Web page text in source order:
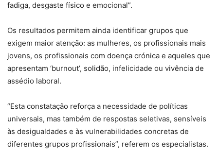
fadiga, desgaste físico e emocional”.
Os resultados permitem ainda identificar grupos que
exigem maior atenção: as mulheres, os profissionais mais
jovens, os profissionais com doença crónica e aqueles que
apresentam ‘burnout’, solidão, infelicidade ou vivência de
assédio laboral.
“Esta constatação reforça a necessidade de políticas
universais, mas também de respostas seletivas, sensíveis
às desigualdades e às vulnerabilidades concretas de
diferentes grupos profissionais”, referem os especialistas.